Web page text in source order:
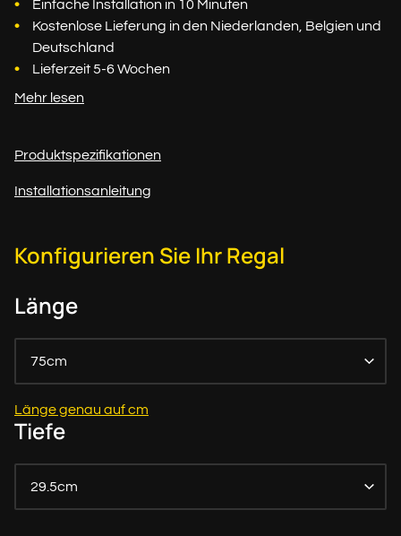
Einfache Installation in 10 Minuten
Kostenlose Lieferung in den Niederlanden, Belgien und
Deutschland
Lieferzeit 5-6 Wochen
Mehr lesen
Produktspezifikationen
Installationsanleitung
Konfigurieren Sie Ihr Regal
Länge
75cm
Länge genau auf cm
Tiefe
29.5cm